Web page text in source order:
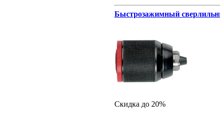
Быстрозажимный
Скидка до 20%